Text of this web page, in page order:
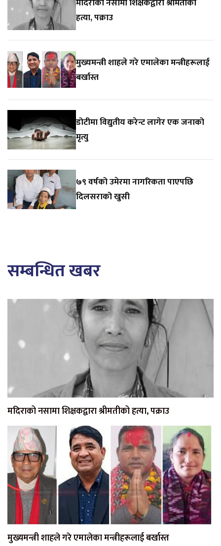
हत्या, पक्राउ
मुख्यमन्त्री शाहले गरे एमालेका मन्त्रीहरूलाई
बर्खास्त
डोटीमा विद्युतीय करेन्ट लागेर एक जनाको
मृत्यु
७९ वर्षको उमेरमा नागरिकता पाएपछि
दिलसराको खुसी
सम्बन्धित खबर
मदिराको नसामा शिक्षकद्वारा श्रीमतीको हत्या, पक्राउ
मुख्यमन्त्री शाहले गरे एमालेका मन्त्रीहरूलाई बर्खास्त